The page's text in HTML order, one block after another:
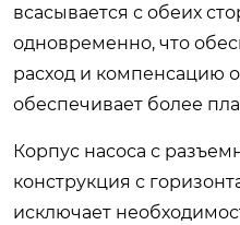
всасывается с обеих
одновременно, что
расход и компенсацию
обеспечивает более
Корпус насоса с
конструкция с
исключает